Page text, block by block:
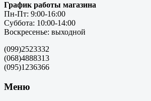
График работы магазина
Пн-Пт: 9:00-16:00
Суббота: 10:00-14:00
Воскресенье: выходной
(099)2523332
(068)4888313
(095)1236366
Меню